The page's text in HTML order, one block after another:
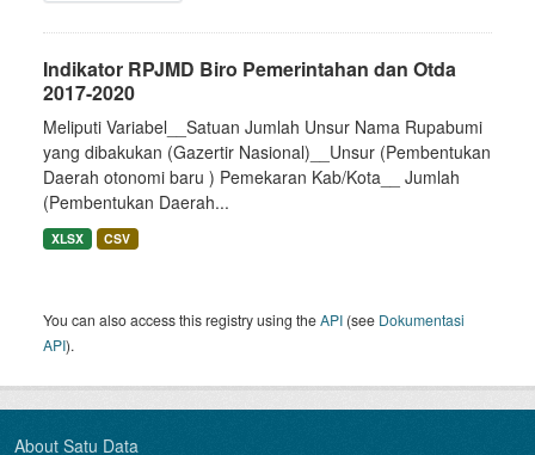
Indikator RPJMD Biro Pemerintahan dan Otda
2017-2020
Meliputi Variabel__Satuan Jumlah Unsur Nama Rupabumi
yang dibakukan (Gazertir Nasional)__Unsur (Pembentukan
Daerah otonomi baru ) Pemekaran Kab/Kota__ Jumlah
(Pembentukan Daerah...
XLSX CSV
You can also access this registry using theAPI (see Dokumentasi
API).
About Satu Data